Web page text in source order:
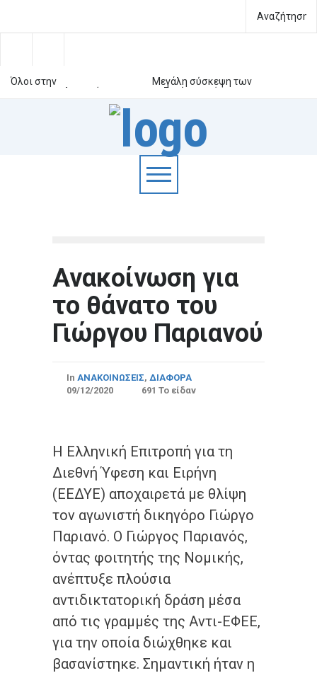
Όλοι στην
αντιιμπεριαλιστική
χρόνια από το έγκλημα στη
Μεγάλη σύσκεψη των
μαζικών φορέων της
Ανακοίνωση για
το θάνατο του
Γιώργου Παριανού
In ΑΝΑΚΟΙΝΩΣΕΙΣ, ΔΙΑΦΟΡΑ
09/12/2020
691 Το είδαν
Η Ελληνική Επιτροπή για τη
Διεθνή Ύφεση και Ειρήνη
(ΕΕΔΥΕ) αποχαιρετά με θλίψη
τον αγωνιστή δικηγόρο Γιώργο
Παριανό. Ο Γιώργος Παριανός,
όντας φοιτητής της Νομικής,
ανέπτυξε πλούσια
αντιδικτατορική δράση μέσα
από τις γραμμές της Αντι-ΕΦΕΕ,
για την οποία διώχθηκε και
βασανίστηκε. Σημαντική ήταν η